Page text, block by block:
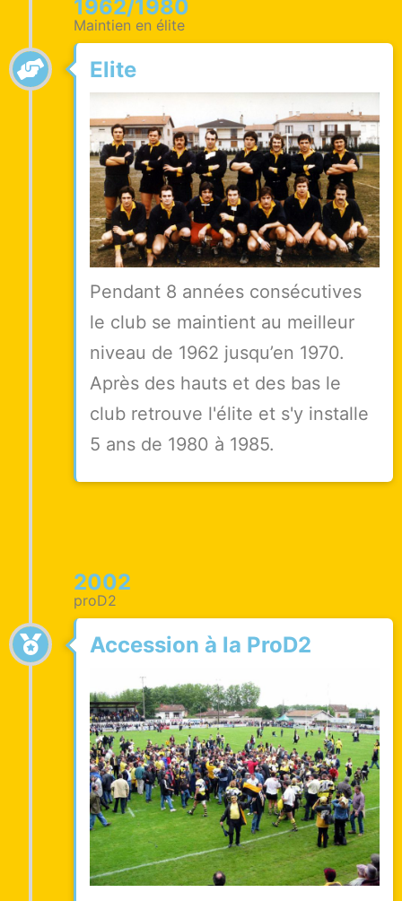
1962/1980
Maintien en élite
Elite
Pendant 8 années consécutives
le club se maintient au meilleur
niveau de 1962 jusqu’en 1970.
Après des hauts et des bas le
club retrouve l'élite et s'y installe
5 ans de 1980 à 1985.
2002
proD2
Accession à la ProD2